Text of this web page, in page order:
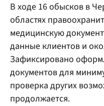
В ходе 16 обысков в
областях
медицинскую
данные клиентов и
Зафиксировано
документов для
проверка других
продолжается.